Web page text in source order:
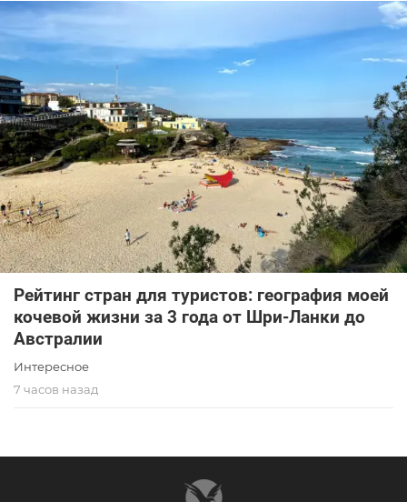
Рейтинг стран для туристов: география моей
кочевой жизни за 3 года от Шри-Ланки до
Австралии
Интересное
7 часов назад